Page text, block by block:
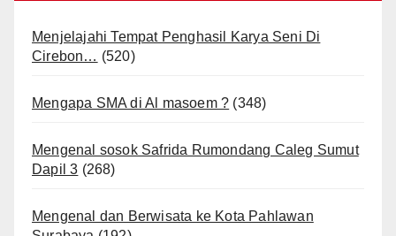
Menjelajahi Tempat Penghasil Karya Seni Di
Cirebon… (520)
Mengapa SMA di Al masoem ? (348)
Mengenal sosok Safrida Rumondang Caleg Sumut
Dapil 3 (268)
Mengenal dan Berwisata ke Kota Pahlawan